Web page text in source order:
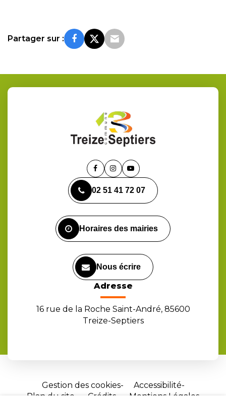
Partager sur :
Lien
le
compte
Lien
le
compte
Lien
la
chaîne
02 51 41 72 07
Horaires des mairies
Nous écrire
Adresse
16 rue de la Roche Saint-André, 85600
Treize-Septiers
Gestion des cookies
Accessibilité
Plan du site
Crédits Mentions Légales